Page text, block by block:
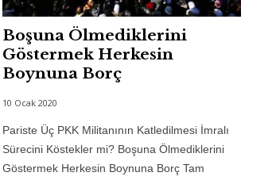
Boşuna Ölmediklerini
Göstermek Herkesin
Boynuna Borç
10 Ocak 2020
Pariste Üç PKK Militanının Katledilmesi İmralı
Sürecini Köstekler mi? Boşuna Ölmediklerini
Göstermek Herkesin Boynuna Borç Tam